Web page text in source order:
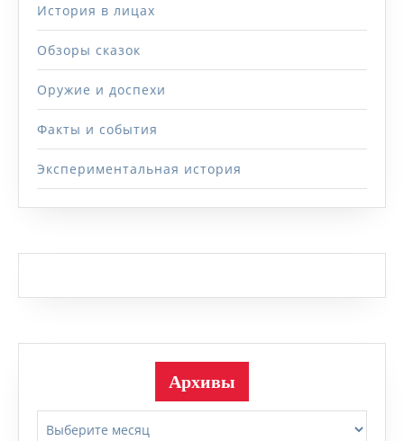
История в лицах
Обзоры сказок
Оружие и доспехи
Факты и события
Экспериментальная история
Архивы